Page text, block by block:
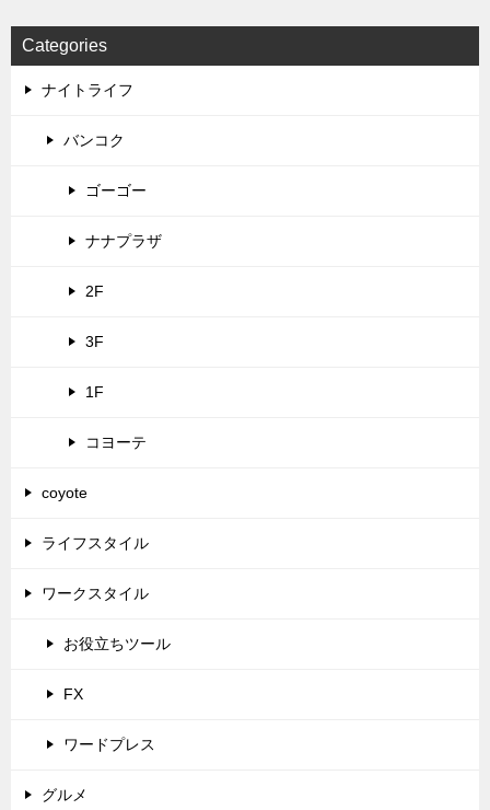
Categories
ナイトライフ
バンコク
ゴーゴー
ナナプラザ
2F
3F
1F
コヨーテ
coyote
ライフスタイル
ワークスタイル
お役立ちツール
FX
ワードプレス
グルメ